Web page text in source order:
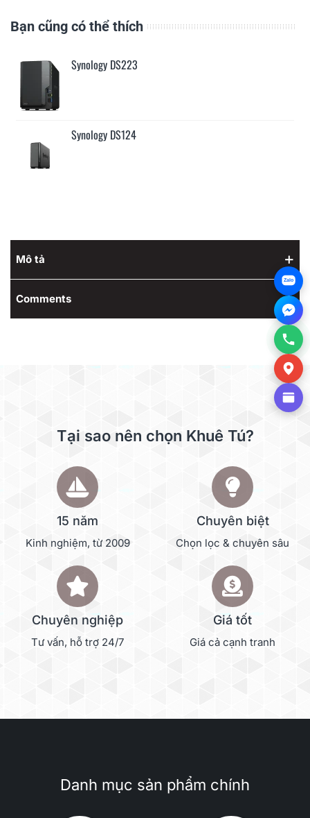
Bạn cũng có thể thích
Synology DS223
Synology DS124
Mô tả
Comments
Tại sao nên chọn Khuê Tú?
15 năm
Kinh nghiệm, từ 2009
Chuyên biệt
Chọn lọc & chuyên sâu
Chuyên nghiệp
Tư vấn, hỗ trợ 24/7
Giá tốt
Giá cả cạnh tranh
Danh mục sản phẩm chính
Zalo